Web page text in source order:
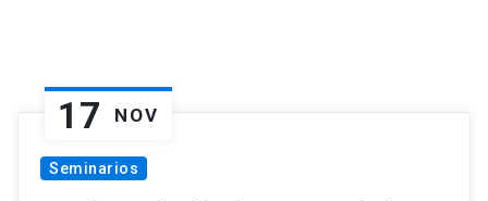
17 NOV
Seminarios